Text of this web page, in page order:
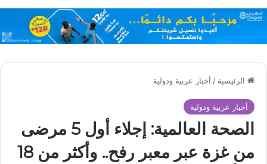
الرئيسية / أخبار عربية ودولية
أخبار عربية ودولية
الصحة العالمية: إجلاء أول 5 مرضى
من غزة عبر معبر رفح.. وأكثر من 18